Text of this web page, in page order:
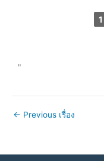
1
"
← Previous เรื่อง